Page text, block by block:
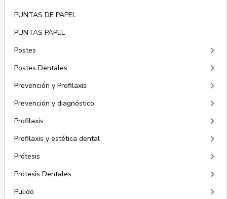
PUNTAS DE PAPEL
PUNTAS PAPEL
Postes
keyboard_arrow_right
Postes Dentales keyboard_arrow_right
Prevención y Profilaxis keyboard_arrow_right
Prevención y diagnóstico keyboard_arrow_right
Profilaxis keyboard_arrow_right
Profilaxis y estética dental keyboard_arrow_right
Prótesis keyboard_arrow_right
Prótesis Dentales keyboard_arrow_right
Pulido keyboard_arrow_right